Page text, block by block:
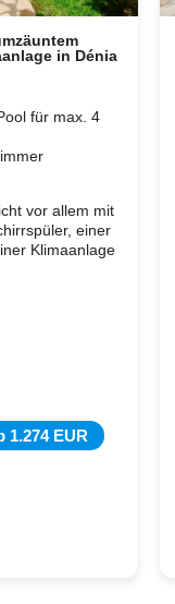
in Dénia
für max. 4
vor allem mit
einer
Klimaanlage
1.274 EUR